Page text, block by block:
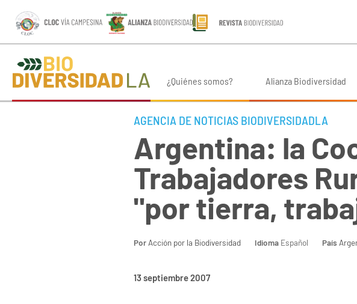
¿Quiénes somos? Alianza Biodiversidad
AGENCIA DE NOTICIAS BIODIVERSIDADLA
Argentina: la
Trabajadores
"por tierra,
Por Acción por la Biodiversidad Idioma Español País
13 septiembre 2007